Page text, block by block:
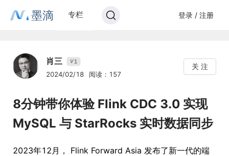
墨滴 专栏 登录 / 注册
肖三 V1
2024/02/18 阅读：157
关 注
8分钟带你体验 Flink CDC 3.0 实现
MySQL 与 StarRocks 实时数据同步
2023年12月， Flink Forward Asia 发布了新一代的端